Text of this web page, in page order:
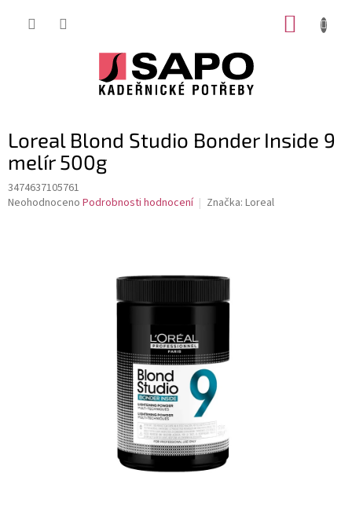
Loreal Blond Studio Bonder Inside 9
melír 500g
3474637105761
Průměrné
Neohodnoceno Podrobnosti hodnocení Značka: Loreal